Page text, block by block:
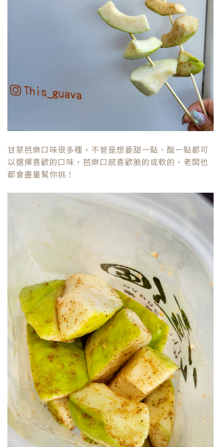
甘草芭樂口味很多種，不管是想要甜一點、酸一點都可
以選擇喜歡的口味，芭樂口感喜歡脆的或軟的，老闆也
都會盡量幫你挑！